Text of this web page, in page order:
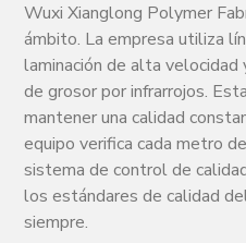
Wuxi Xianglong Polymer
ámbito. La empresa utiliza
laminación de alta
de grosor por infrarrojos.
mantener una calidad
equipo verifica cada metro
sistema de control de
los estándares de calidad
siempre.